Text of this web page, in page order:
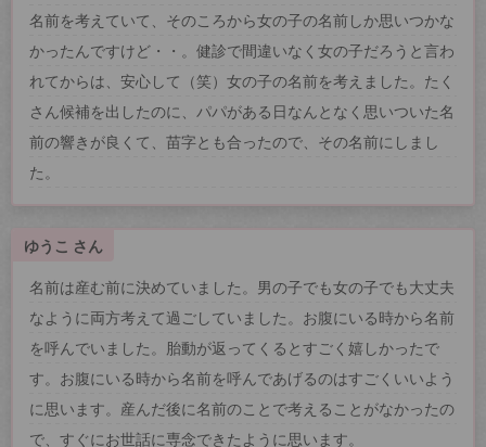
名前を考えていて、そのころから女の子の名前しか思いつかな
かったんですけど・・。健診で間違いなく女の子だろうと言わ
れてからは、安心して（笑）女の子の名前を考えました。たく
さん候補を出したのに、パパがある日なんとなく思いついた名
前の響きが良くて、苗字とも合ったので、その名前にしまし
た。
ゆうこ さん
名前は産む前に決めていました。男の子でも女の子でも大丈夫
なように両方考えて過ごしていました。お腹にいる時から名前
を呼んでいました。胎動が返ってくるとすごく嬉しかったで
す。お腹にいる時から名前を呼んであげるのはすごくいいよう
に思います。産んだ後に名前のことで考えることがなかったの
で、すぐにお世話に専念できたように思います。